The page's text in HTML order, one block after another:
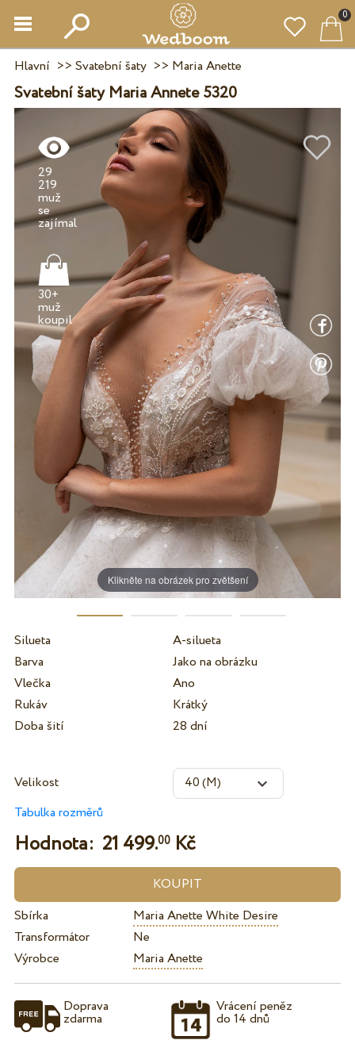
0
Hlavní >> Svatební šaty>> Maria Anette
Svatební šaty Maria Annete 5320
Klikněte na obrázek pro zvětšení
29
219
muž
se
30+
muž
koupil
Silueta
A-silueta
Barva
Jako na obrázku
Vlečka
Ano
Rukáv
Krátký
Doba šití
28 dní
Velikost
Tabulka rozměrů
Hodnota: 21 499.00Kč
Sbírka
Maria Anette White Desire
Transformátor
Ne
Výrobce
Maria Anette
Doprava
zdarma
Vrácení peněz
do 14 dnů